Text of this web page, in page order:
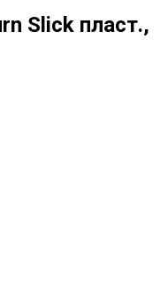
Slick пласт.,